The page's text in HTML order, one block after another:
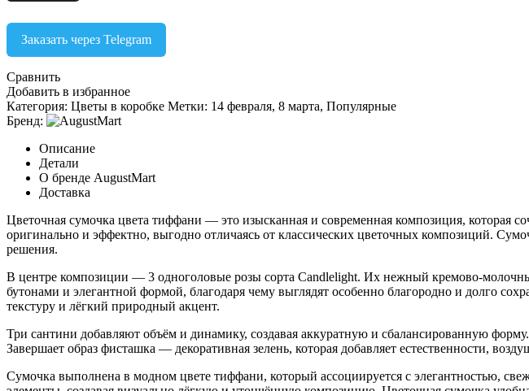
Заказать через Telegram
Сравнить
Добавить в избранное
Категория: Цветы в коробке Метки: 14 февраля, 8 марта, Популярные
Бренд:
Описание
Детали
О бренде AugustMart
Доставка
Цветочная сумочка цвета тиффани — это изысканная и современная композиция, которая
оригинально и эффектно, выгодно отличаясь от классических цветочных композиций.
решения.
В центре композиции — 3 одноголовые розы сорта Candlelight. Их нежный кремово-
бутонами и элегантной формой, благодаря чему выглядят особенно благородно и долго
текстуру и лёгкий природный акцент.
Три сантини добавляют объём и динамику, создавая аккуратную и сбалансированную
Завершает образ фисташка — декоративная зелень, которая добавляет естественности,
Сумочка выполнена в модном цвете тиффани, который ассоциируется с элегантностью,